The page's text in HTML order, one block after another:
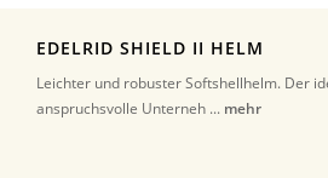
EDELRID SHIELD II HELM
Leichter und robuster Softshellhelm. Der
anspruchsvolle Unterneh ... mehr